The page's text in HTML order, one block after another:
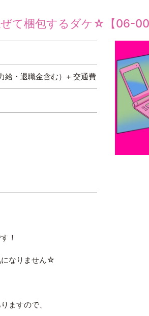
ぜて梱包するダケ☆【06-
給・退職金含む）+ 交通費
！
になりません☆
ますので、